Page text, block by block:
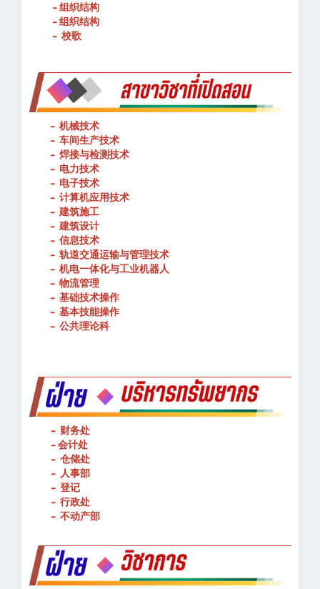
- 春武里技术学院的宗旨和理念
- 组织结构
- 组织结构
- 机械技术
- 车间生产技术
- 焊接与检测技术
- 电力技术
- 电子技术
-计算机应用技术
-建筑施工
- 建筑设计
- 信息技术
- 轨道交通运输与管理技术
- 机电一体化与工业机器人
- 物流管理
- 基础技术操作
- 基本技能操作
- 财务处
- 会计处
- 仓储处
- 人事部
- 登记
- 行政处